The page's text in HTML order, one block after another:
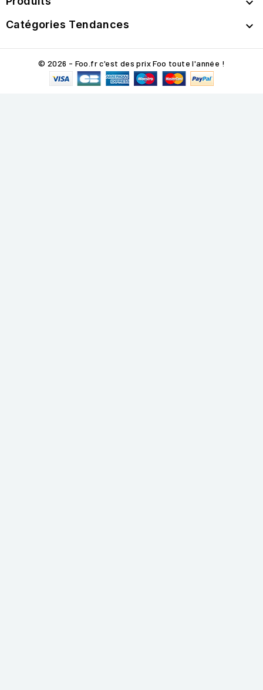

Catégories Tendances 
© 2026 - Foo.fr c'est des prix Foo toute l'année !